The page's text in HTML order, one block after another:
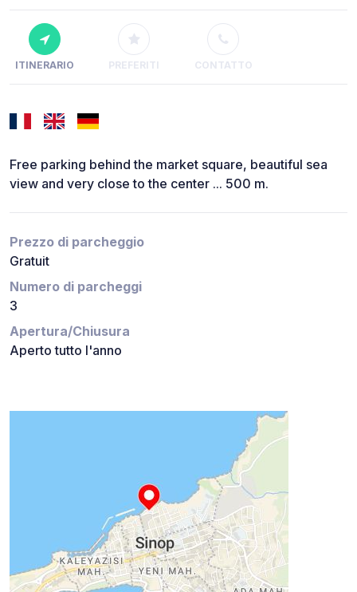
ITINERARIO PREFERITI CONTATTO
Free parking behind the market square, beautiful sea
view and very close to the center ... 500 m.
Prezzo di parcheggio
Gratuit
Numero di parcheggi
3
Apertura/Chiusura
Aperto tutto l'anno